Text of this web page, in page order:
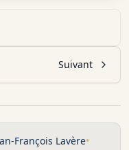
Suivant
François Lavère•